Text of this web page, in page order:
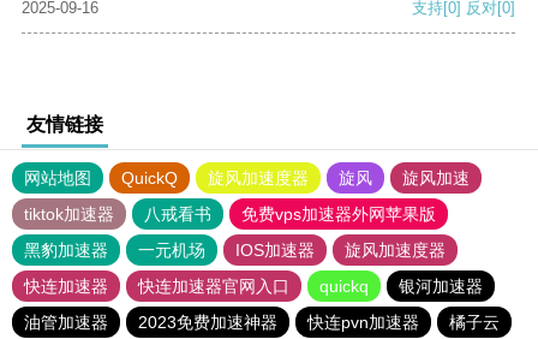
2025-09-16 支持[0] 反对[0]
友情链接
网站地图 QuickQ 旋风加速度器 旋风
旋风加速
tiktok加速器
八戒看书
免费vps加速器外网苹果版
黑豹加速器
一元机场 IOS加速器
旋风加速度器
快连加速器
快连加速器官网入口 quickq
银河加速器
油管加速器
2023免费加速神器 快连pvn加速器 橘子云